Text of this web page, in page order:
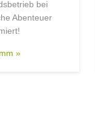
bei
Abenteuer
»